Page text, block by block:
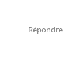
Répondre